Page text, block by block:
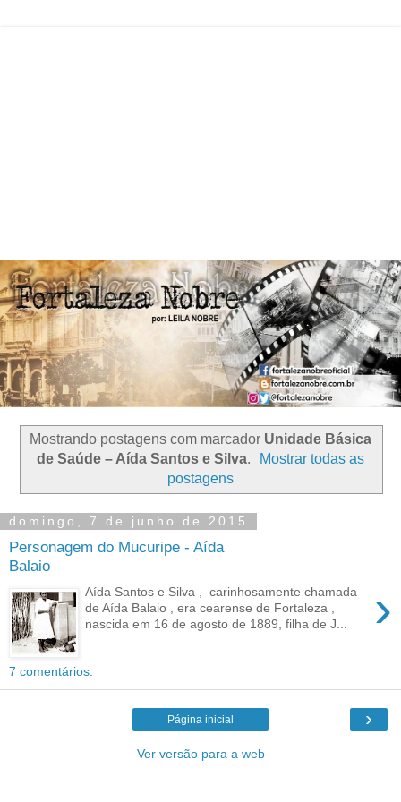
Mostrando postagens com marcador Unidade Básica
de Saúde – Aída Santos e Silva.
Mostrar todas as
postagens
domingo, 7 de junho de 2015
Personagem do Mucuripe - Aída
Balaio
›
Aída Santos e Silva , carinhosamente chamada
de Aída Balaio , era cearense de Fortaleza ,
nascida em 16 de agosto de 1889, filha de J...
7 comentários:
›
Página inicial
Ver versão para a web